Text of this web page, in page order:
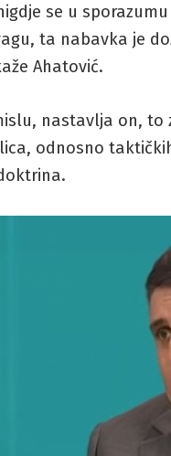
se u
ta nabavka je
Ahatović.
nastavlja on, to
odnosno